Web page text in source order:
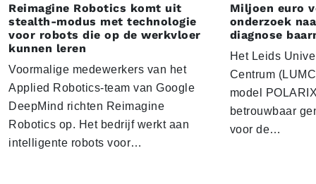
Reimagine Robotics komt uit
stealth-modus met technologie
voor robots die op de werkvloer
kunnen leren
Voormalige medewerkers van het
Applied Robotics-team van Google
DeepMind richten Reimagine
Robotics op. Het bedrijf werkt aan
intelligente robots voor…
Miljoen euro
onderzoek
diagnose
Het Leids
Centrum
model
betrouwbaar
voor de…